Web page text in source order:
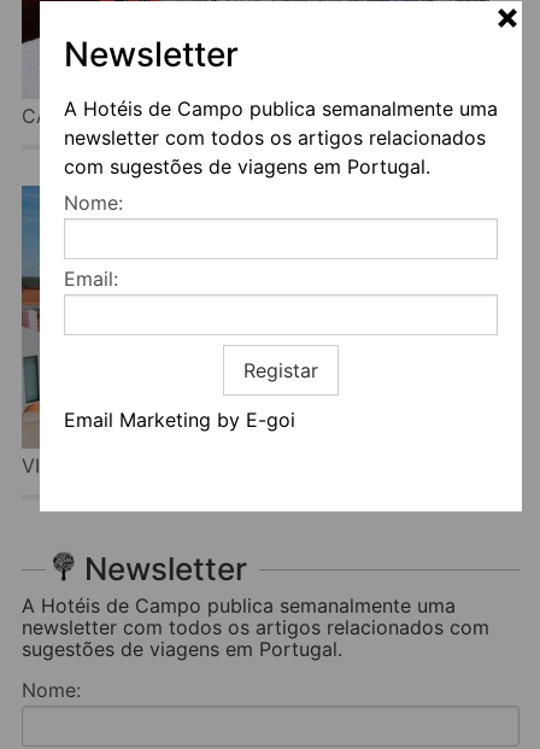
Newsletter
A Hotéis de Campo publica semanalmente uma
newsletter com todos os artigos relacionados
com sugestões de viagens em Portugal.
Nome:
Email:
Registar
Email Marketing by E-goi
CASA DAS PENHAS DOURADAS
VILLA EIRA
Newsletter
A Hotéis de Campo publica semanalmente uma
newsletter com todos os artigos relacionados com
sugestões de viagens em Portugal.
Nome: